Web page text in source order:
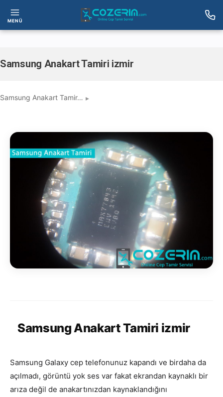
MENÜ
Samsung Anakart Tamiri izmir
Samsung Anakart Tamir…
Samsung Anakart Tamiri izmir
Samsung Galaxy cep telefonunuz kapandı ve birdaha da
açılmadı, görüntü yok ses var fakat ekrandan kaynaklı bir
arıza değil de anakartınızdan kaynaklandığını